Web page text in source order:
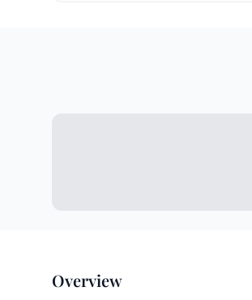
Overview